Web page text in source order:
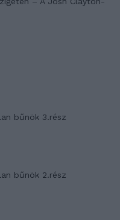
bűnök 3.rész
bűnök 2.rész